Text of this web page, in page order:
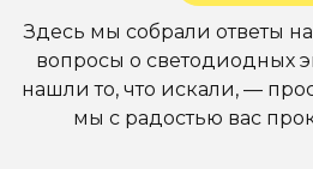
Здесь мы собрали ответы
вопросы о светодиодных
нашли то, что искали, —
мы с радостью вас